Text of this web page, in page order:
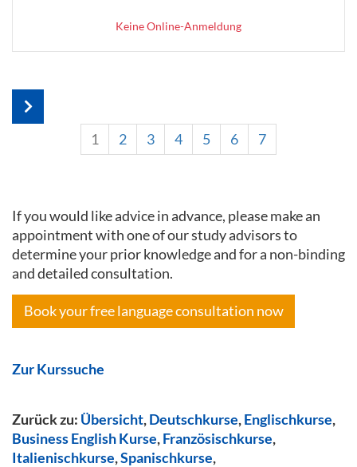
Keine Online-Anmeldung
1 2 3 4 5 6 7
If you would like advice in advance, please make an
appointment with one of our study advisors to
determine your prior knowledge and for a non-binding
and detailed consultation.
Book your free language consultation now
Zur Kurssuche
Zurück zu: Übersicht,Deutschkurse,Englischkurse,
Business English Kurse,Französischkurse,
Italienischkurse,Spanischkurse,